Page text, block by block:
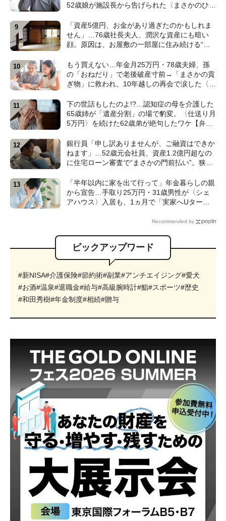
52歳娘が施設長から告げられた〈まさかのひと
「資産5億円、お金があり過ぎたのかもしれま
せん」…76歳社長夫人、潤沢な資産にも暗い
顔。原因は、お屋敷の一部屋に住み続ける“跡
もう買えない…年金月25万円・78歳夫婦、孫
の「おねだり」で老後破産寸前→「まさかの貢
ぎ物」に救われ、10年越しの再会で涙した〈孫
下の世話もしたのよ!?…認知症の母を介護した
65歳姉が「遺産分割」の場で豹変。〈仕送り月
5万円〉を続けた62歳弟が絶句したワケ【弁護
銀行員「申し訳ありませんが、ご融資はできか
ねます」…52歳元会社員、資産1.2億円超なの
に住宅ローン審査で“まさかの門前払い”。狭い
の解説】
「半年以内に家を出て行って」年金暮らしの親
から宣告…手取り25万円・31歳男性が〈シェ
アハウス〉入居も、1ヵ月で「実家へUター
Recommended by
ピックアップワード
#新NISA#介護保険#節約術#副業#アンチエイジング#愛犬
#お酒#温泉#退職金#給与#高級腕時計#鮨#スポーツ#歴史
#和田秀樹#年金制度#相続#贈与